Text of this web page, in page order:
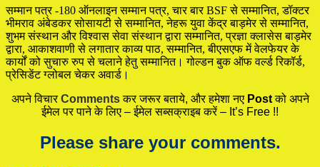
सम्मान पत्र -180 ऑनलाइन सम्मान पत्र, चार बार BSF से सम्मानित, डॉक्टर
भीमराव अंबेडकर सोसायटी से सम्मानित, नेहरू युवा केंद्र बाड़मेर से सम्मानित,
शुभम संस्थान और विश्वास सेवा संस्थान द्वारा सम्मानित, प्रज्ञा क्लासेस बाड़मेर
द्वारा, आकाशवाणी से लगातार काव्य पाठ, सम्मानित, बीएसएफ में वेलफेयर के
कार्यों को सुचारु रुप से चलाने हेतु सम्मानित। गोल्डन बुक ऑफ वर्ल्ड रिकॉर्ड,
प्रेसिडेंट ग्लोबल चेकर अवार्ड।
अपने विचारCommentsकर जरूर बताये, और हमेशा नए Postको अपने
ईमेल पर पाने के लिए – ईमेल सब्सक्राइब करें – It’s Free !!
Please share your comments.